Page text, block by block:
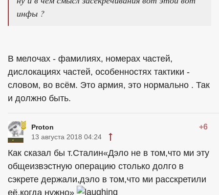
инфы ?
В мелочах - фамилиях, номерах частей,
дислокациях частей, особенностях тактики -
словом, во всём. Это армия, это нормально . Так
и должно быть.
Proton +6
13 августа 2018 04:24
Как сказал бы т.Сталин«Дэло не в том,что ми эту
общеизвэстную операцию столько долго в
сэкрете держали,дэло в том,что ми расскретили
её,когда нужно»